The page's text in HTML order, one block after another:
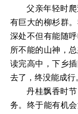
父亲年轻时
有巨大的柳杉群
深处不但有能随
所不能的山神，
读完高中，下乡
去了，终没能成行
丹桂飘香时
务。终于能有机